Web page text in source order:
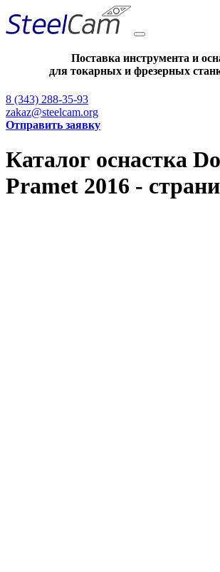
Поставка инструмента и
для токарных и фрезерных
8 (343) 288-35-93
zakaz@steelcam.org
Отправить заявку
Каталог оснастка
Pramet 2016 -